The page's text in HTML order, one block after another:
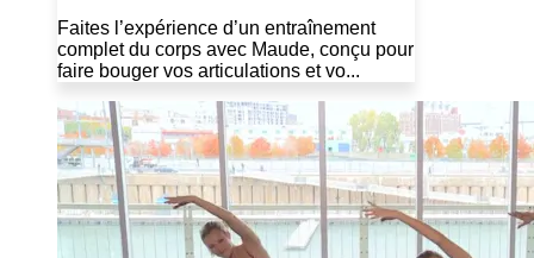
Faites l’expérience d’un entraînement
complet du corps avec Maude, conçu pour
faire bouger vos articulations et vo...